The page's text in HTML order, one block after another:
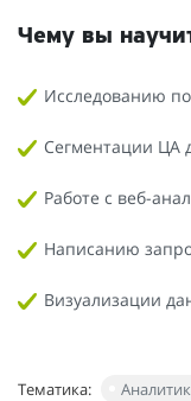
Чему вы
Исследованию
Сегментации ЦА
Работе с веб-
Визуализации
Тематика: